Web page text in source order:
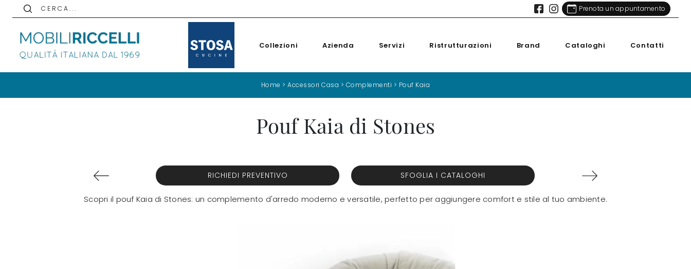
C E R C A . . . Prenota un appuntamento
Collezioni Azienda Servizi Ristrutturazioni Brand Cataloghi Contatti
Home >Accessori Casa > Complementi > Pouf Kaia
Pouf Kaia di Stones
RICHIEDI PREVENTIVO SFOGLIA I CATALOGHI
Scopri il pouf Kaia di Stones: un complemento d'arredo moderno e versatile, perfetto per aggiungere comfort e stile al tuo ambiente.